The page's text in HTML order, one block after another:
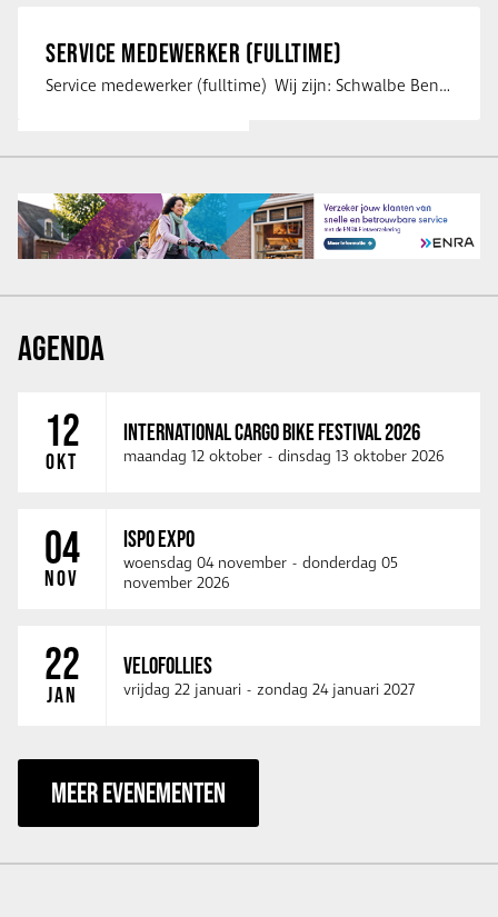
SERVICE MEDEWERKER (FULLTIME)
Service medewerker (fulltime) Wij zijn: Schwalbe Benelux; merkeigenaar, …
AGENDA
12
OKT
INTERNATIONAL CARGO BIKE FESTIVAL 2026
maandag 12 oktober - dinsdag 13 oktober 2026
04
NOV
ISPO EXPO
woensdag 04 november - donderdag 05
november 2026
22
JAN
VELOFOLLIES
vrijdag 22 januari - zondag 24 januari 2027
MEER EVENEMENTEN